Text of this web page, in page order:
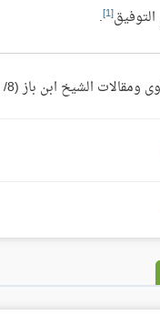
التوفيق[1]
.
الشيخ ابن باز (8/ 94).